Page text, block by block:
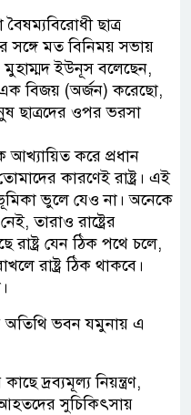
ছাত্র
সঙ্গে মত বিনিময় সভায়
মুহাম্মদ ইউনূস বলেছেন,
বিজয় (অর্জন) করেছো,
ছাত্রদের ওপর ভরসা
আখ্যায়িত করে প্রধান
কারণেই রাষ্ট্র। এই
ভুলে যেও না। অনেকে
তারাও রাষ্ট্রের
যেন ঠিক পথে চলে,
রাষ্ট্র ঠিক থাকবে।
অতিথি ভবন যমুনায় এ
দ্রব্যমূল্য নিয়ন্ত্রণ,
আহতদের সুচিকিৎসায়